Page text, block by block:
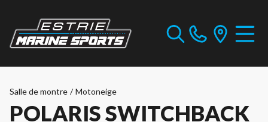
Salle de montre / Motoneige
POLARIS SWITCHBACK